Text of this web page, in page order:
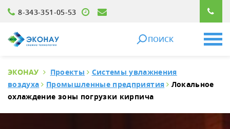
8-343-351-05-53
ПОИСК
ЭКОНАУ Проекты
Системы увлажнения
воздуха
Промышленные предприятия
Локальное
охлаждение зоны погрузки кирпича